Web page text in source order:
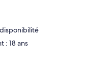
: 18 ans